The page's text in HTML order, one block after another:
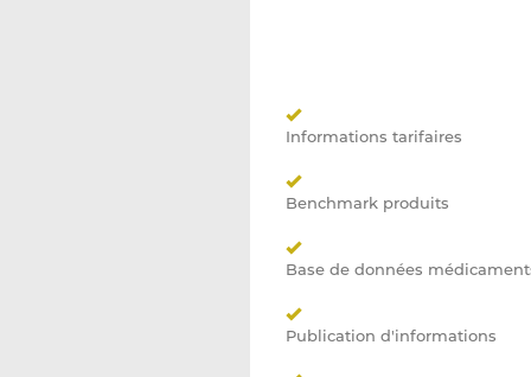
Informations tarifaires
Benchmark produits
Base de données
Publication d'informations